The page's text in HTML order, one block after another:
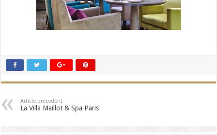
Article précédent
La Villa Maillot & Spa Paris